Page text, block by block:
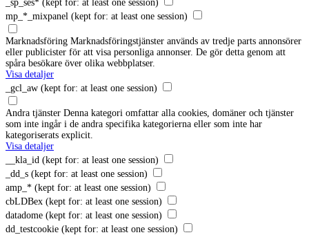
_sp_ses* (kept for: at least one session)
mp_*_mixpanel (kept for: at least one session)
Marknadsföring Marknadsföringstjänster används av tredje parts annonsörer
eller publicister för att visa personliga annonser. De gör detta genom att
spåra besökare över olika webbplatser.
Visa detaljer
_gcl_aw (kept for: at least one session)
Andra tjänster Denna kategori omfattar alla cookies, domäner och tjänster
som inte ingår i de andra specifika kategorierna eller som inte har
kategoriserats explicit.
Visa detaljer
__kla_id (kept for: at least one session)
_dd_s (kept for: at least one session)
amp_* (kept for: at least one session)
cbLDBex (kept for: at least one session)
datadome (kept for: at least one session)
dd_testcookie (kept for: at least one session)